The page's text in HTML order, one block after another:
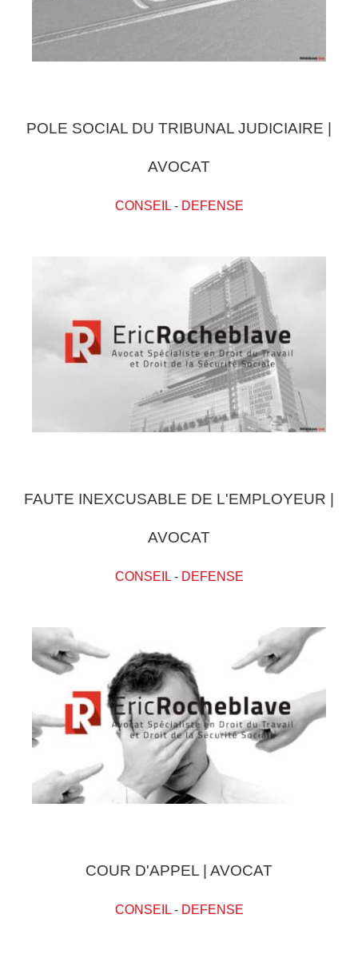
POLE SOCIAL DU TRIBUNAL JUDICIAIRE |
AVOCAT
CONSEIL- DEFENSE
FAUTE INEXCUSABLE DE L'EMPLOYEUR |
AVOCAT
CONSEIL- DEFENSE
COUR D'APPEL | AVOCAT
CONSEIL- DEFENSE